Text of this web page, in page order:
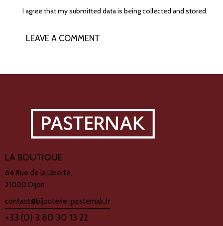
I agree that my submitted data is being collected and stored.
LA BOUTIQUE
84 Rue de la Liberté,
21000 Dijon
contact@bijouterie-pasternak.fr
+33 (0) 3 80 30 13 22